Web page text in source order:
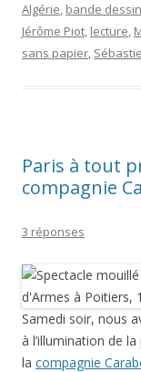
Algérie, bande
Jérôme Piot, lecture,
sans papier,
Paris à tout
compagnie
3 réponses
Samedi soir, nous
à l’illumination de
la compagnie